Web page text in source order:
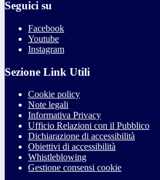
Seguici su
Facebook
Youtube
Instagram
Sezione Link Utili
Cookie policy
Note legali
Informativa Privacy
Ufficio Relazioni con il Pubblico
Dichiarazione di accessibilità
Obiettivi di accessibilità
Whistleblowing
Gestione consensi cookie